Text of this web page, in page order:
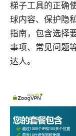
梯子工具的正确
球内容、保护隐
指南，包含选择
事项、常见问题
达人。